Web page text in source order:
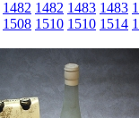
1482 1482 1483 1483
1508 1510 1510 1514